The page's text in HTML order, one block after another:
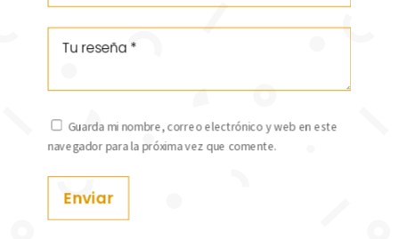
Guarda mi nombre, correo electrónico y web en este
navegador para la próxima vez que comente.
Enviar